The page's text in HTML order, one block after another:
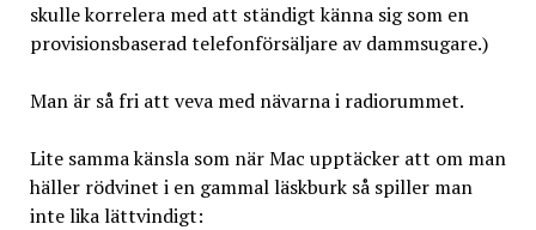
skulle korrelera med att ständigt känna sig som en
provisionsbaserad telefonförsäljare av dammsugare.)
Man är så fri att veva med nävarna i radiorummet.
Lite samma känsla som när Mac upptäcker att om man
häller rödvinet i en gammal läskburk så spiller man
inte lika lättvindigt: